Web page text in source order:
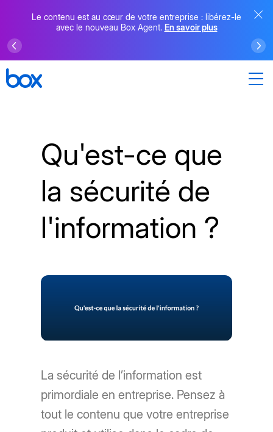
Le contenu est au cœur de votre entreprise : libérez-le
avec le nouveau Box Agent. En savoir plus
Qu'est-ce que
la sécurité de
l'information ?
La sécurité de l’information est
primordiale en entreprise. Pensez à
tout le contenu que votre entreprise